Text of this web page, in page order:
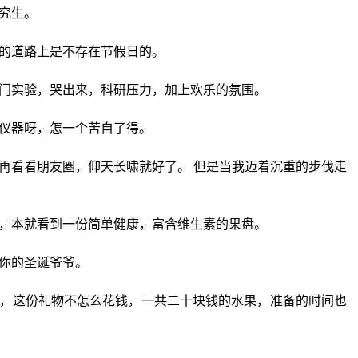
生。
道路上是不存在节假日的。
实验，哭出来，科研压力，加上欢乐的氛围。
器呀，怎一个苦自了得。
看看朋友圈，仰天长啸就好了。 但是当我迈着沉重的步伐走
本就看到一份简单健康，富含维生素的果盘。
的圣诞爷爷。
这份礼物不怎么花钱，一共二十块钱的水果，准备的时间也